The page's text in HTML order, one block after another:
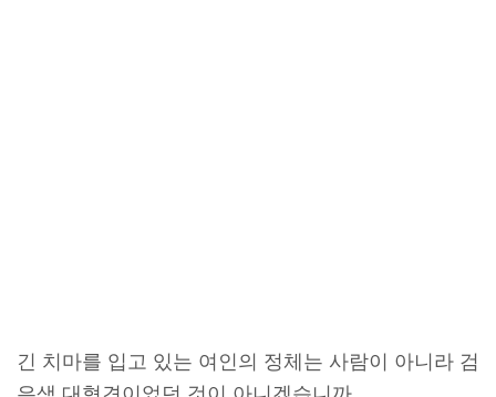
긴 치마를 입고 있는 여인의 정체는 사람이 아니라 검